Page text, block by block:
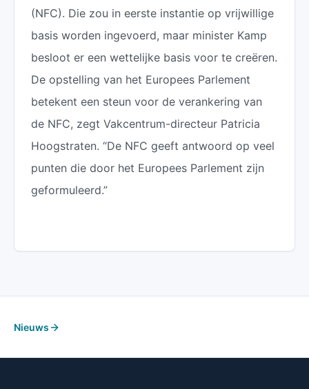
(NFC). Die zou in eerste instantie op vrijwillige
basis worden ingevoerd, maar minister Kamp
besloot er een wettelijke basis voor te creëren.
De opstelling van het Europees Parlement
betekent een steun voor de verankering van
de NFC, zegt Vakcentrum-directeur Patricia
Hoogstraten. “De NFC geeft antwoord op veel
punten die door het Europees Parlement zijn
geformuleerd.”
Nieuws